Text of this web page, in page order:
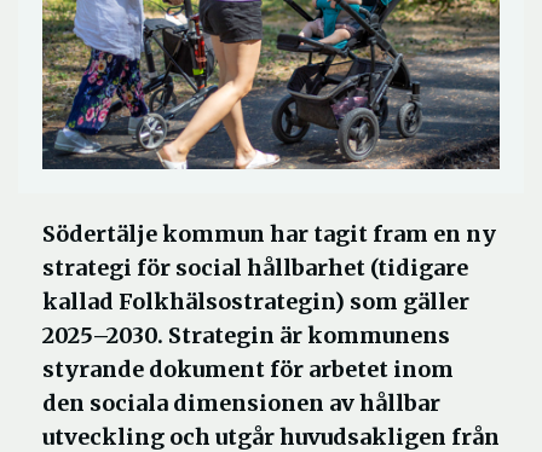
Södertälje kommun har tagit fram en ny
strategi för social hållbarhet (tidigare
kallad Folkhälsostrategin) som gäller
2025–2030. Strategin är kommunens
styrande dokument för arbetet inom
den sociala dimensionen av hållbar
utveckling och utgår huvudsakligen från